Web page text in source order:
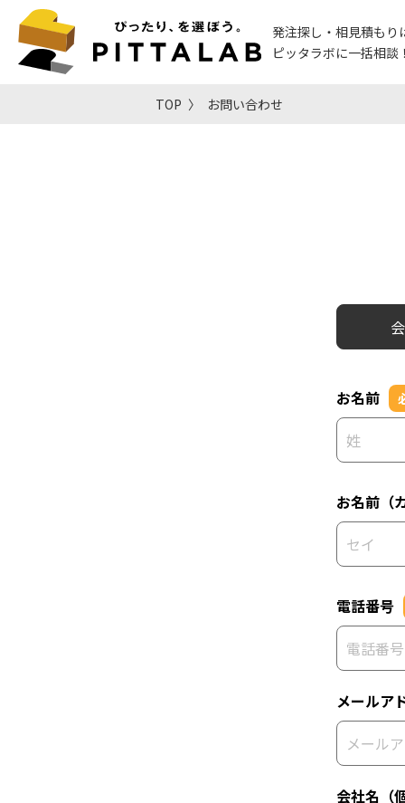
発注探し・相見積もり
ピッタラボに一括相談
TOP お問い合わせ
お名前
お名前（
電話番号
メールア
会社名（